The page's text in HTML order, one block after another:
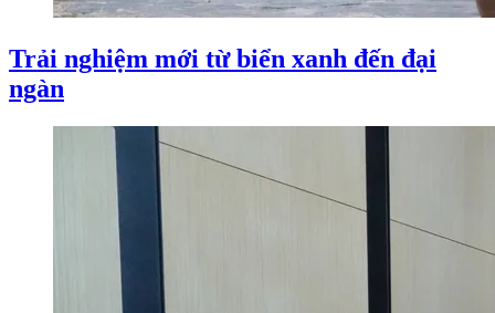
Trải nghiệm mới từ biển xanh đến đại
ngàn